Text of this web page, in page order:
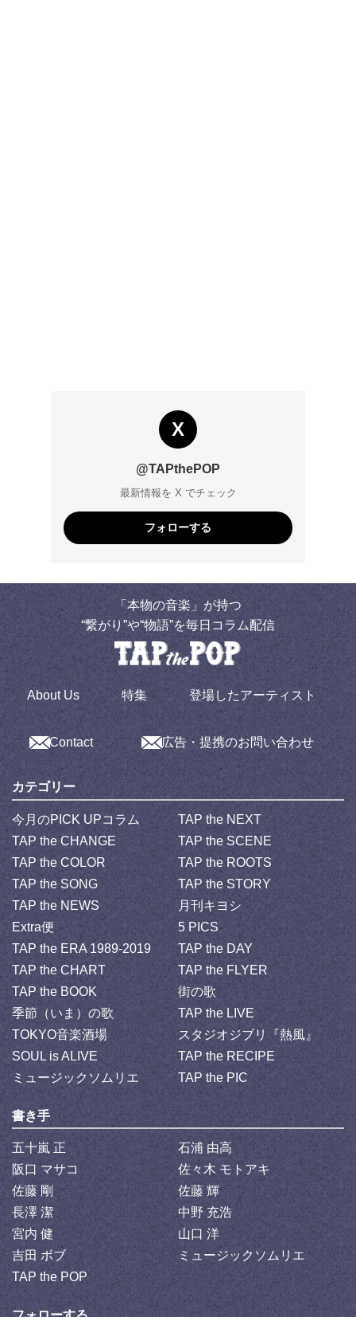
X
@TAPthePOP
最新情報を X でチェック
フォローする
「本物の音楽」が持つ
“繋がり”や“物語”を毎日コラム配信
About Us 特集 登場したアーティスト
Contact 広告・提携のお問い合わせ
カテゴリー
今月のPICK UPコラム
TAP the NEXT
TAP the CHANGE
TAP the SCENE
TAP the COLOR
TAP the ROOTS
TAP the SONG
TAP the STORY
TAP the NEWS
月刊キヨシ
Extra便
5 PICS
TAP the ERA 1989-2019
TAP the DAY
TAP the CHART
TAP the FLYER
TAP the BOOK
街の歌
季節（いま）の歌
TAP the LIVE
TOKYO音楽酒場
スタジオジブリ『熱風』
SOUL is ALIVE
TAP the RECIPE
ミュージックソムリエ
TAP the PIC
書き手
五十嵐 正
石浦 由高
阪口 マサコ
佐々木 モトアキ
佐藤 剛
佐藤 輝
長澤 潔
中野 充浩
宮内 健
山口 洋
吉田 ボブ
ミュージックソムリエ
TAP the POP